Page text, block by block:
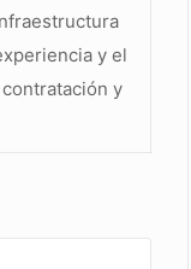
y el
y